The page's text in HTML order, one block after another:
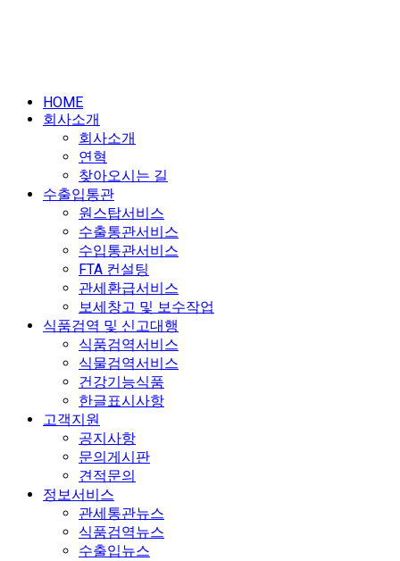
HOME
회사소개
회사소개
연혁
찾아오시는 길
수출입통관
원스탑서비스
수출통관서비스
수입통관서비스
FTA 컨설팅
관세환급서비스
보세창고 및 보수작업
식품검역 및 신고대행
식품검역서비스
식물검역서비스
건강기능식품
한글표시사항
고객지원
공지사항
문의게시판
견적문의
정보서비스
관세통관뉴스
식품검역뉴스
수출입뉴스